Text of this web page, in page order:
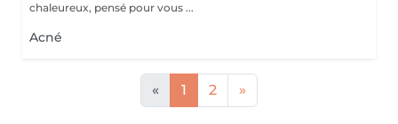
chaleureux, pensé pour vous ...
Acné
« 1 2 »